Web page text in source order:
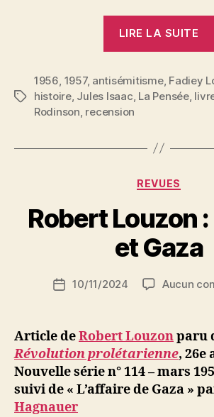
LIRE LA SUITE
Étiquettes
1956, 1957, antisémitisme, Fadiey
histoire, Jules Isaac, La Pensée,
Rodinson, recension
Catégories
REVUES
Robert Louzon
et Gaza
a
S
N
ji
b
Date10/11/2024 Aucun
Article deRobert Louzonparu
Révolution prolétarienne, 26e
Nouvelle série n° 114 – mars
suivi de « L’affaire de Gaza »
Hagnauer